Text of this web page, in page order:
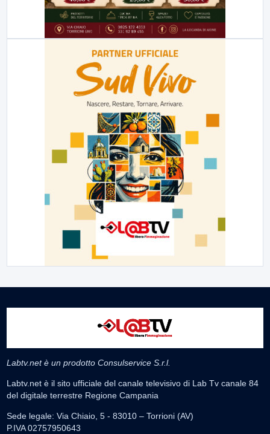
Labtv.net è un prodotto Consulservice S.r.l.
Labtv.net è il sito ufficiale del canale televisivo di Lab Tv canale 84
del digitale terrestre Regione Campania
Sede legale: Via Chiaio, 5 - 83010 – Torrioni (AV)
P.IVA 02757950643